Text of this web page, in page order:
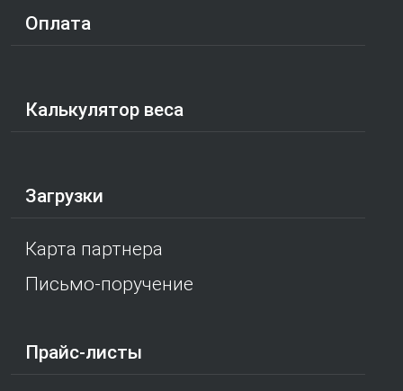
Оплата
Калькулятор веса
Загрузки
Карта партнера
Письмо-поручение
Прайс-листы